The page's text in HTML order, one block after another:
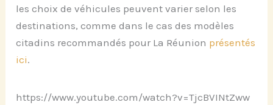
les choix de véhicules peuvent varier selon les
destinations, comme dans le cas des modèles
citadins recommandés pour La Réunion présentés
ici.
https://www.youtube.com/watch?v=TjcBVINtZww